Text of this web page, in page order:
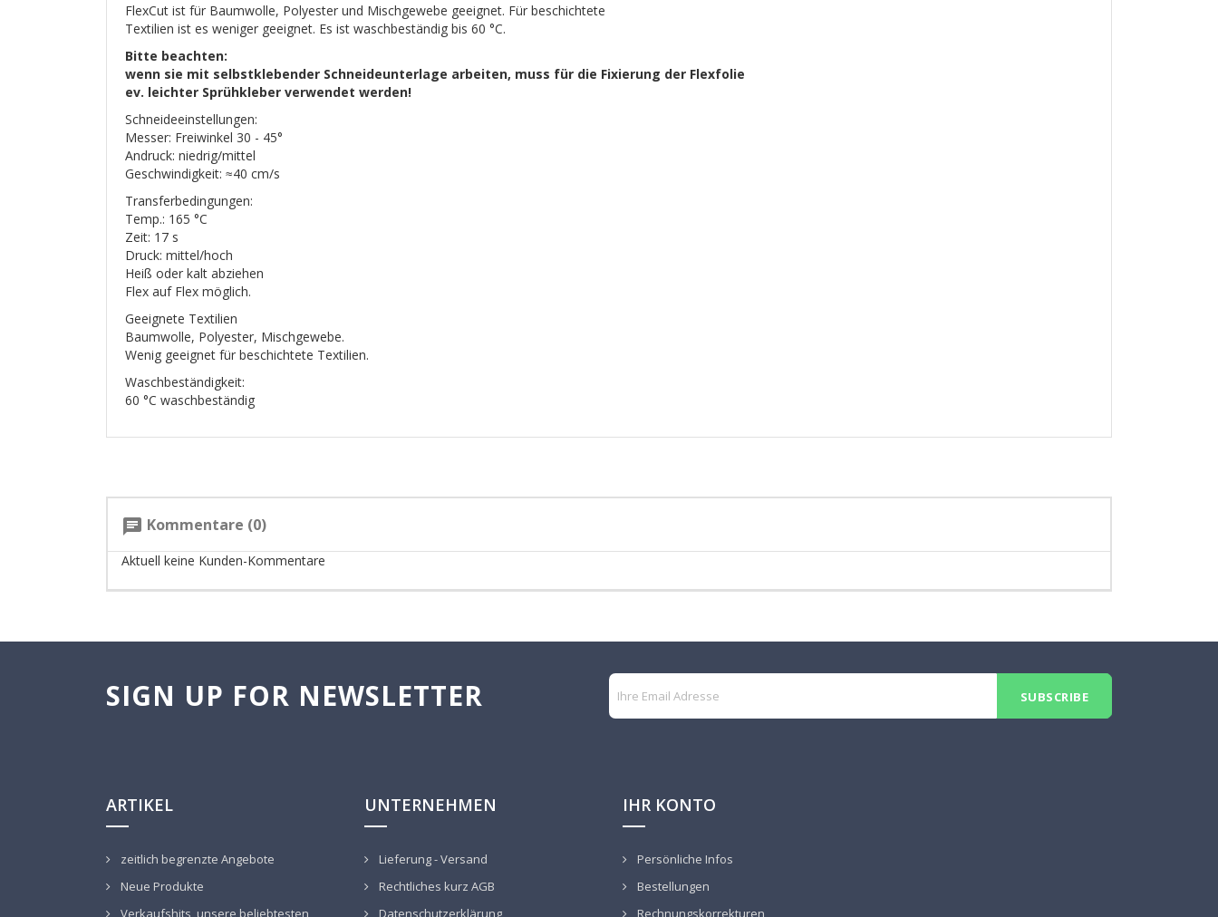
FlexCut ist für Baumwolle, Polyester und Mischgewebe geeignet. Für beschichtete
Textilien ist es weniger geeignet. Es ist waschbeständig bis 60 °C.
Bitte beachten:
wenn sie mit selbstklebender Schneideunterlage arbeiten, muss für die Fixierung der Flexfolie
ev. leichter Sprühkleber verwendet werden!
Schneideeinstellungen:
Messer: Freiwinkel 30 - 45°
Andruck: niedrig/mittel
Geschwindigkeit: ≈40 cm/s
Transferbedingungen:
Temp.: 165 °C
Zeit: 17 s
Druck: mittel/hoch
Heiß oder kalt abziehen
Flex auf Flex möglich.
Geeignete Textilien
Baumwolle, Polyester, Mischgewebe.
Wenig geeignet für beschichtete Textilien.
Waschbeständigkeit:
60 °C waschbeständig
chat Kommentare (0)
Aktuell keine Kunden-Kommentare
SIGN UP FOR NEWSLETTER
ARTIKEL
zeitlich begrenzte Angebote
Neue Produkte
Verkaufshits, unsere beliebtesten
UNTERNEHMEN
Lieferung - Versand
Rechtliches kurz AGB
Datenschutzerklärung
IHR KONTO
Persönliche Infos
Bestellungen
Rechnungskorrekturen